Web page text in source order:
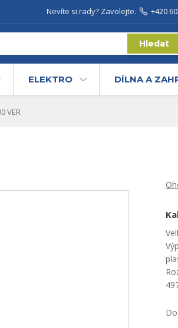
Hledat
Nevíte si rady? Zavolejte. +420
ELEKTRO DÍLNA A
VER